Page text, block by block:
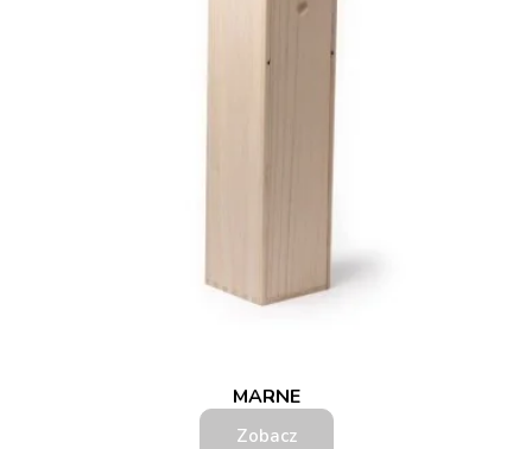
MARNE
Zobacz